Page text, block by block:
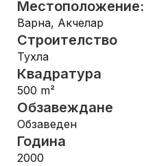
Местоположение:
Варна, Акчелар
Строителство
Тухла
Квадратура
500 m²
Обзавеждане
Обзаведен
Година
2000